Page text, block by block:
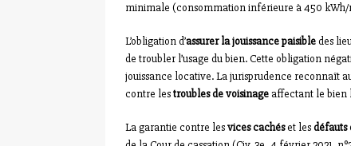
minimale (consommation inférieure à 450 kWh/
L’obligation d’assurer la jouissance paisibledes
de troubler l’usage du bien. Cette obligation
jouissance locative. La jurisprudence reconnaît
contre lestroubles de voisinageaffectant le bien
La garantie contre lesvices cachéset lesdéfauts